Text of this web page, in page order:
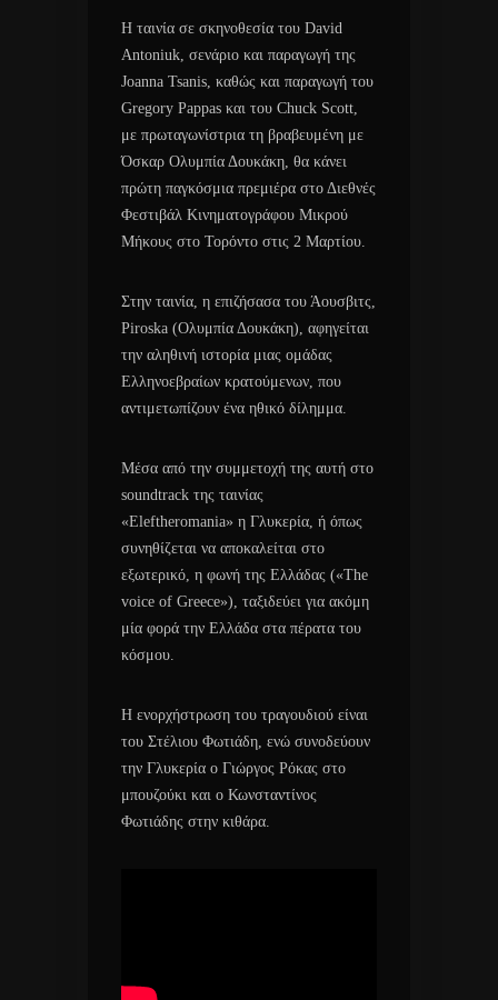
Η ταινία σε σκηνοθεσία του David
Antoniuk, σενάριο και παραγωγή της
Joanna Tsanis, καθώς και παραγωγή του
Gregory Pappas και του Chuck Scott,
με πρωταγωνίστρια τη βραβευμένη με
Όσκαρ Ολυμπία Δουκάκη, θα κάνει
πρώτη παγκόσμια πρεμιέρα στο Διεθνές
Φεστιβάλ Κινηματογράφου Μικρού
Μήκους στο Τορόντο στις 2 Μαρτίου.
Στην ταινία, η επιζήσασα του Άουσβιτς,
Piroska (Ολυμπία Δουκάκη), αφηγείται
την αληθινή ιστορία μιας ομάδας
Ελληνοεβραίων κρατούμενων, που
αντιμετωπίζουν ένα ηθικό δίλημμα.
Μέσα από την συμμετοχή της αυτή στο
soundtrack της ταινίας
«Eleftheromania» η Γλυκερία, ή όπως
συνηθίζεται να αποκαλείται στο
εξωτερικό, η φωνή της Ελλάδας («The
voice of Greece»), ταξιδεύει για ακόμη
μία φορά την Ελλάδα στα πέρατα του
κόσμου.
H ενορχήστρωση του τραγουδιού είναι
του Στέλιου Φωτιάδη, ενώ συνοδεύουν
την Γλυκερία ο Γιώργος Ρόκας στο
μπουζούκι και ο Κωνσταντίνος
Φωτιάδης στην κιθάρα.